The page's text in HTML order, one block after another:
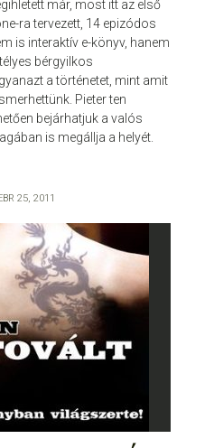
már, most itt az első
ra tervezett, 14 epizódos
is interaktív e-könyv, hanem
bérgyilkos
a történetet, mint amit
Pieter ten
bejárhatjuk a valós
is megállja a helyét.
25, 2011